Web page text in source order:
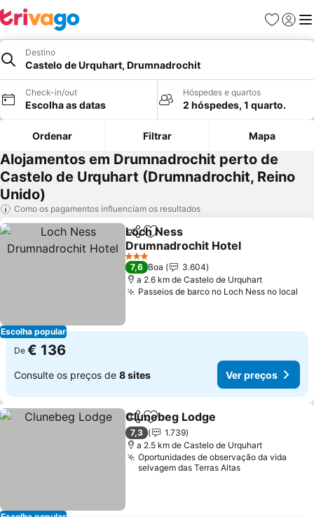
Favoritos
Iniciar
Destino
Castelo de Urquhart, Drumnadrochit
Check-in/out
Escolha as datas
Hóspedes e quartos
2 hóspedes, 1 quarto.
Ordenar Filtrar Mapa
Alojamentos em Drumnadrochit perto de
Castelo de Urquhart (Drumnadrochit, Reino
Unido)
Como os pagamentos influenciam os resultados
Escolha popular
PartilharAdicionar aos favoritos
Loch Ness
Drumnadrochit Hotel
Ver preços
3 Estrelas
7,6 Boa
3.604
a 2.6 km de Castelo de Urquhart
Passeios de barco no Loch Ness no local
De € 136
Consulte os preços de 8 sites Ver preços
PartilharAdicionar aos favoritos
Clunebeg Lodge
7,3
1.739
a 2.5 km de Castelo de Urquhart
Oportunidades de observação da vida
selvagem das Terras Altas